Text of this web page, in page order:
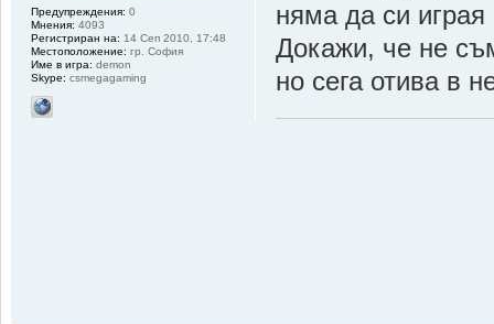
няма да си
Докажи, че не
но сега отива в
Предупреждения: 0
Мнения: 4093
Регистриран на: 14 Сеп 2010, 17:48
Местоположение: гр. София
Име в игра: demon
Skype: csmegagaming